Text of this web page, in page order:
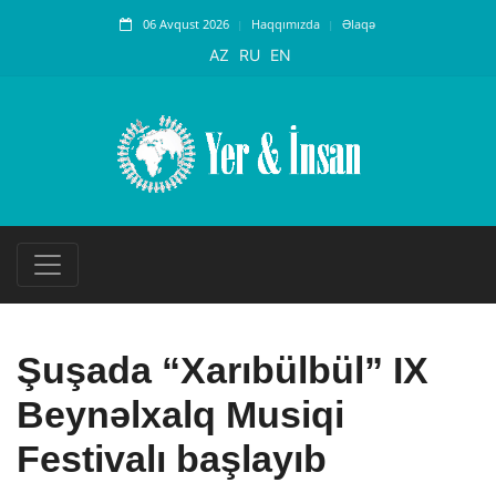
06 Avqust 2026 Haqqımızda Əlaqə
AZ RU EN
Şuşada “Xarıbülbül” IX
Beynəlxalq Musiqi
Festivalı başlayıb